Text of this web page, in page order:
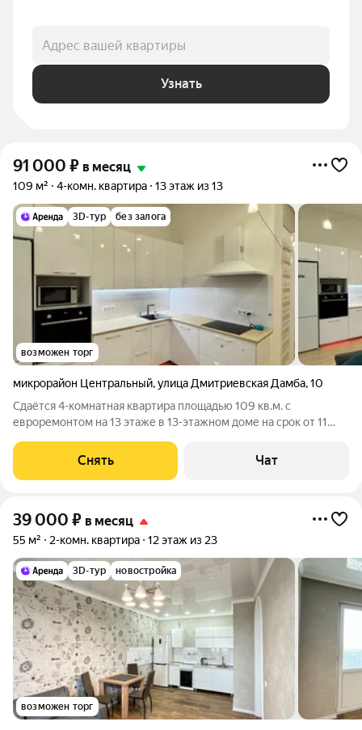
Адрес вашей квартиры
Узнать
91 000 ₽ в месяц
109 м² 4-комн. квартира 13 этаж из 13
3D-тур без залога
возможен торг
микрорайон Центральный,улица Дмитриевская Дамба,10
Сдаётся 4-комнатная квартира площадью 109 кв.м. с
евроремонтом на 13 этаже в 13-этажном доме на срок от 11
Стиральная машина Холодильник Посудомоечная машина
Кондиционер Бойлер Микроволновка
Снять Чат
39 000 ₽ в месяц
55 м² 2-комн. квартира 12 этаж из 23
3D-тур новостройка
возможен торг